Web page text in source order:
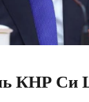
КНР Си